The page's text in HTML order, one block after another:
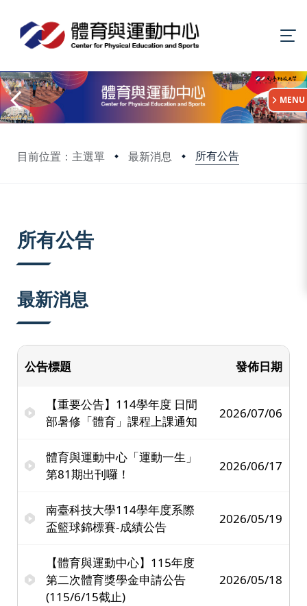
目前位置：主選單 最新消息 所有公告
:::
MENU
所有公告
最新消息
公告標題 發佈日期
【重要公告】114學年度 日間
部暑修「體育」課程上課通知
2026/07/06
體育與運動中心「運動一生」
第81期出刊囉！
2026/06/17
南臺科技大學114學年度系際
盃籃球錦標賽-成績公告
2026/05/19
【體育與運動中心】115年度
第二次體育獎學金申請公告
(115/6/15截止)
2026/05/18